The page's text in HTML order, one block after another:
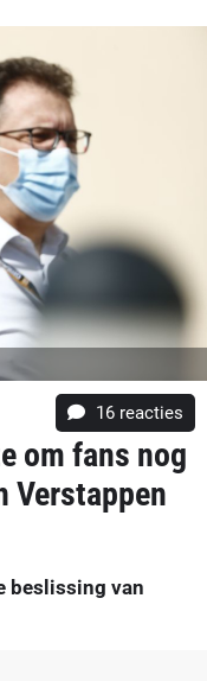
16 reacties
om fans nog
Verstappen
beslissing van